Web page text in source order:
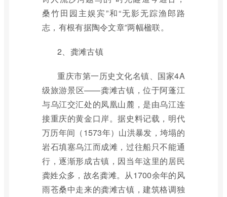
桑竹田园主娱宾”和“无影无踪渔郎路
志，有根有据陶令文章”两幅楹联。
2、龚滩古镇
重庆市第一历史文化名镇、国家4A
级旅游景区——龚滩古镇，位于阿蓬江
与乌江交汇处的凤凰山麓，是由乌江连
接重庆的黄金口岸。据史料记载，明代
万历年间（1573年）山洪暴发，垮塌的
岩石填塞乌江而成滩，过往船只不能通
行，逐渐形成古镇，因当年这里的居民
龚姓众多，故名龚滩。从1700余年的风
雨苍桑中走来的龚滩古镇，建筑格调独